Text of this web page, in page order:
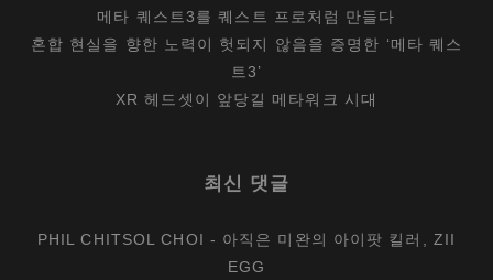
메타 퀘스트3를 퀘스트 프로처럼 만들다
혼합 현실을 향한 노력이 헛되지 않음을 증명한 ‘메타 퀘스
트3’
XR 헤드셋이 앞당길 메타워크 시대
최신 댓글
PHIL CHITSOL CHOI - 아직은 미완의 아이팟 킬러, ZII
EGG